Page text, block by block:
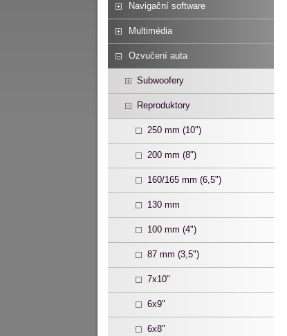
Navigační software
Multimédia
Ozvučení auta
Subwoofery
Reproduktory
250 mm (10")
200 mm (8")
160/165 mm (6,5")
130 mm
100 mm (4")
87 mm (3,5")
7x10"
6x9"
6x8"